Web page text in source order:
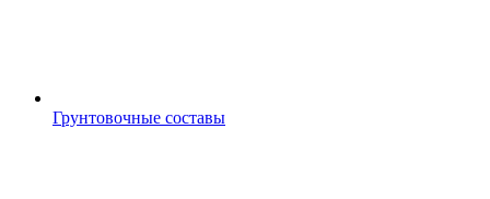
Грунтовочные составы